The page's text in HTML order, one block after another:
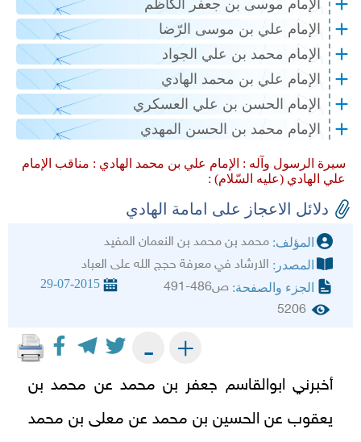
الإمام موسى بن جعفر الكاظم
الإمام علي بن موسى الرّضا
الإمام محمد بن علي الجواد
الإمام علي بن محمد الهادي
الإمام الحسن بن علي العسكري
الإمام محمد بن الحسن المهدي
سيرة الرسول وآله : الإمام علي بن محمد الهادي : مناقب الإمام
علي الهادي (عليه السّلام) :
دلائل الاعجاز على امامة الهادي
المؤلف: محمد بن محمد بن النعمان المفيد
المصدر: الارشاد في معرفة حجج الله على العباد
الجزء والصفحة: ص486-491 29-07-2015
5206
+
-
أخبرني ابوالقاسم جعفر بن محمد عن محمد بن
يعقوب عن الحسين بن محمد عن معلى بن محمد